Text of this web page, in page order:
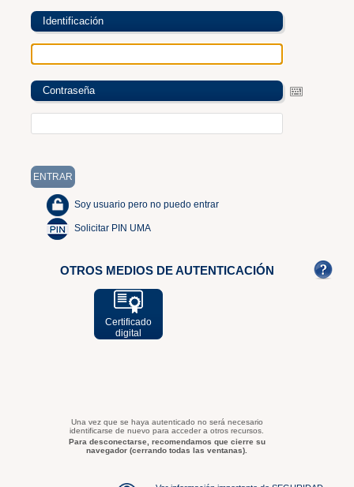
Identificación
Contraseña
Soy usuario pero no puedo entrar
Solicitar PIN UMA
OTROS MEDIOS DE AUTENTICACIÓN
Certificado
digital
Una vez que se haya autenticado no será necesario
identificarse de nuevo para acceder a otros recursos.
Para desconectarse, recomendamos que cierre su
navegador (cerrando todas las ventanas).